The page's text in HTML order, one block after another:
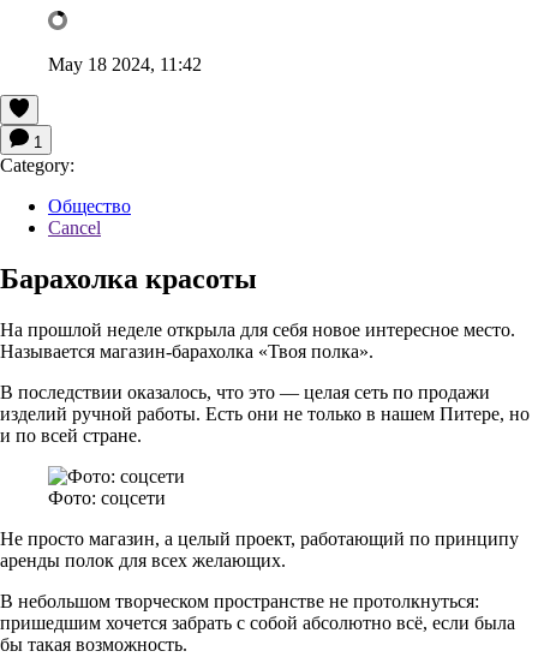
May 18 2024, 11:42
1
Category:
Общество
Cancel
Барахолка красоты
На прошлой неделе открыла для себя новое интересное место.
Называется магазин-барахолка «Твоя полка».
В последствии оказалось, что это — целая сеть по продажи
изделий ручной работы. Есть они не только в нашем Питере, но
и по всей стране.
Фото: соцсети
Не просто магазин, а целый проект, работающий по принципу
аренды полок для всех желающих.
В небольшом творческом пространстве не протолкнуться:
пришедшим хочется забрать с собой абсолютно всё, если была
бы такая возможность.